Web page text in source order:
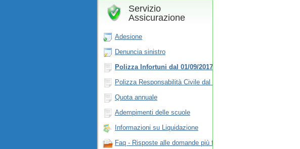
Servizio
Assicurazione
Adesione
Denuncia sinistro
Polizza Infortuni dal 01/09/2017
Polizza Responsabilità Civile dal 01/09/2017
Quota annuale
Adempimenti delle scuole
Informazioni su Liquidazione
Faq - Risposte alle domande più frequenti